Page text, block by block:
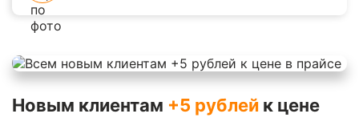
Новым клиентам +5 рублей к цене